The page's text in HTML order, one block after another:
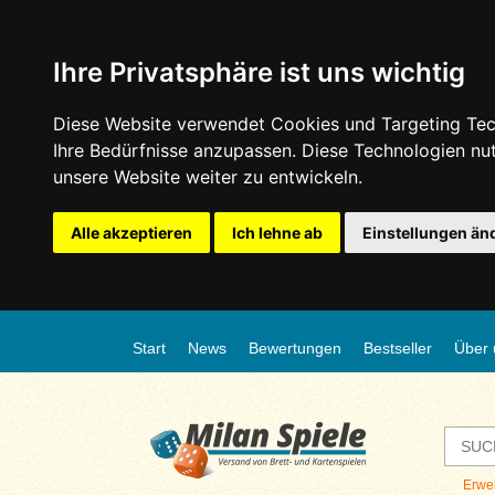
Ihre Privatsphäre ist uns wichtig
Diese Website verwendet Cookies und Targeting
Ihre Bedürfnisse anzupassen. Diese Technologien
unsere Website weiter zu entwickeln.
Alle akzeptieren Ich lehne ab Einstellungen
Start News Bewertungen Bestseller Über